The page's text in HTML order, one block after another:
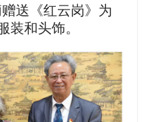
送《红云岗》为
和头饰。